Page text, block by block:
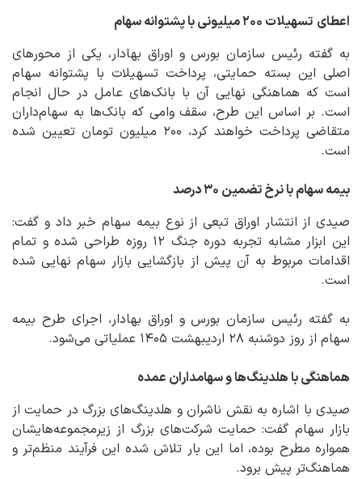
اعطای تسهیلات ۲۰۰ میلیونی با پشتوانه سهام
به گفته رئیس سازمان بورس و اوراق بهادار، یکی از محورهای
اصلی این بسته حمایتی، پرداخت تسهیلات با پشتوانه سهام
است که هماهنگی نهایی آن با بانک‌های عامل در حال انجام
است. بر اساس این طرح، سقف وامی که بانک‌ها به سهام‌داران
متقاضی پرداخت خواهند کرد، ۲۰۰ میلیون تومان تعیین شده
است.
بیمه سهام با نرخ تضمین ۳۰ درصد
صیدی از انتشار اوراق تبعی از نوع بیمه سهام خبر داد و گفت:
این ابزار مشابه تجربه دوره جنگ ۱۲ روزه طراحی شده و تمام
اقدامات مربوط به آن پیش از بازگشایی بازار سهام نهایی شده
است.
به گفته رئیس سازمان بورس و اوراق بهادار، اجرای طرح بیمه
سهام از روز دوشنبه ۲۸ اردیبهشت ۱۴۰۵ عملیاتی می‌شود.
هماهنگی با هلدینگ‌ها و سهامداران عمده
صیدی با اشاره به نقش ناشران و هلدینگ‌های بزرگ در حمایت از
بازار سهام گفت: حمایت شرکت‌های بزرگ از زیرمجموعه‌هایشان
همواره مطرح بوده، اما این بار تلاش شده این فرآیند منظم‌تر و
هماهنگ‌تر پیش برود.